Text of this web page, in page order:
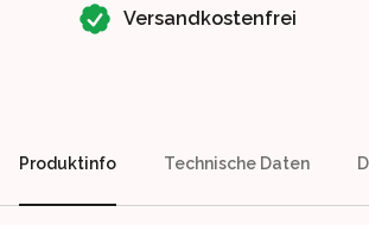
Versandkostenfrei
Produktinfo Technische Daten